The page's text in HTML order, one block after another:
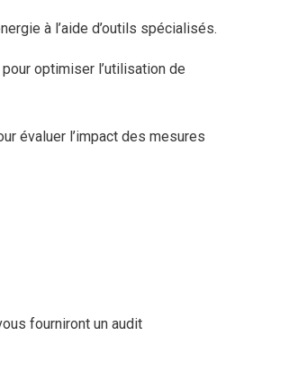
à l’aide d’outils spécialisés.
optimiser l’utilisation de
évaluer l’impact des mesures
fourniront un audit